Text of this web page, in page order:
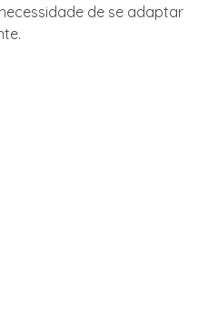
de se adaptar